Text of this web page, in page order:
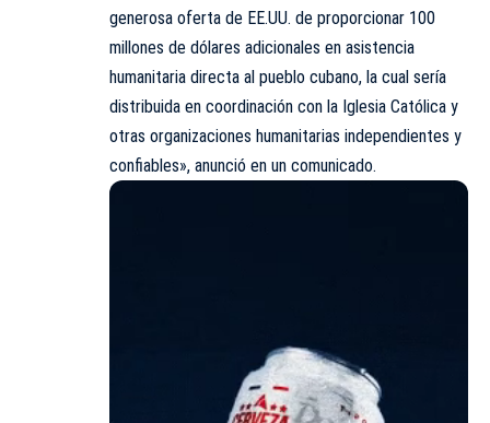
generosa oferta de EE.UU. de proporcionar 100
millones de dólares adicionales en asistencia
humanitaria directa al pueblo cubano, la cual sería
distribuida en coordinación con la Iglesia Católica y
otras organizaciones humanitarias independientes y
confiables», anunció en un comunicado.